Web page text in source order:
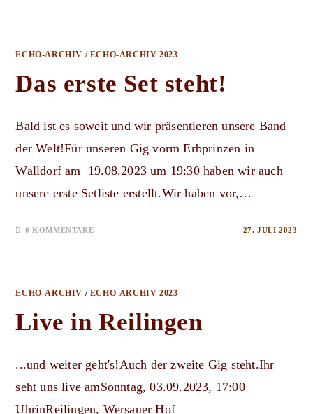
ECHO-ARCHIV / ECHO-ARCHIV 2023
Das erste Set steht!
Bald ist es soweit und wir präsentieren unsere Band
der Welt!Für unseren Gig vorm Erbprinzen in
Walldorf am 19.08.2023 um 19:30 haben wir auch
unsere erste Setliste erstellt.Wir haben vor,…
0 KOMMENTARE 27. JULI 2023
ECHO-ARCHIV / ECHO-ARCHIV 2023
Live in Reilingen
...und weiter geht's!Auch der zweite Gig steht.Ihr
seht uns live amSonntag, 03.09.2023, 17:00
UhrinReilingen, Wersauer Hof